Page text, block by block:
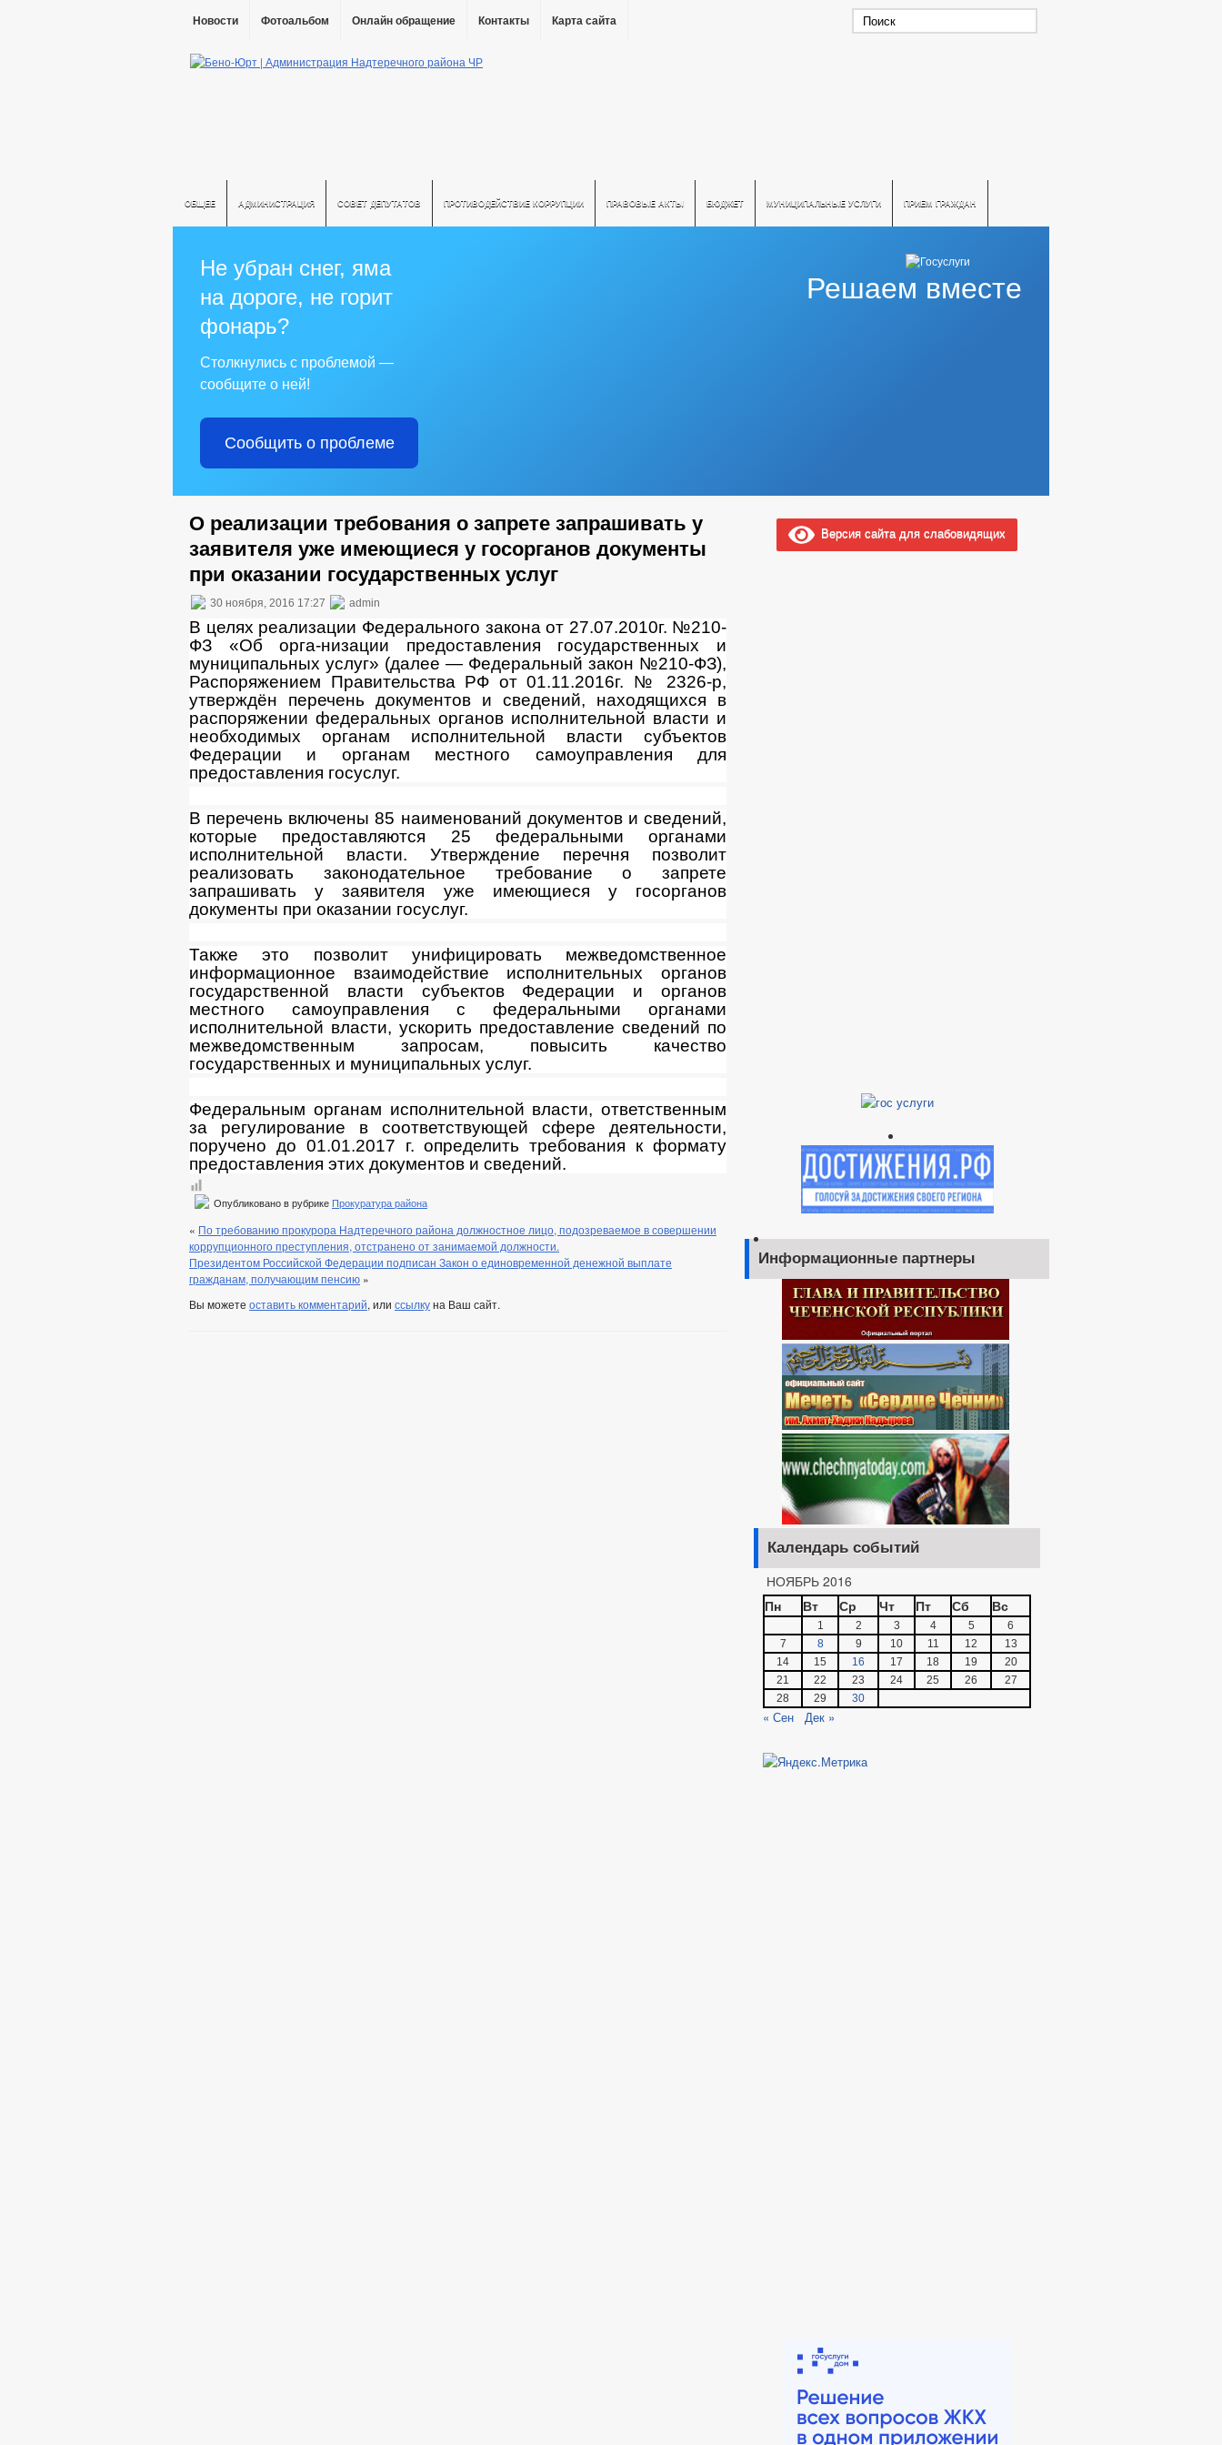
Новости Фотоальбом Онлайн обращение Контакты Карта сайта
ОБЩЕЕ АДМИНИСТРАЦИЯ СОВЕТ ДЕПУТАТОВ ПРОТИВОДЕЙСТВИЕ КОРРУПЦИИ ПРАВОВЫЕ АКТЫ БЮДЖЕТ МУНИЦИПАЛЬНЫЕ УСЛУГИ ПРИЕМ ГРАЖДАН
Решаем вместе
Не убран снег, яма
на дороге, не горит
фонарь?
Столкнулись с проблемой —
сообщите о ней!
Сообщить о проблеме
О реализации требования о запрете запрашивать у
заявителя уже имеющиеся у госорганов документы
при оказании государственных услуг
30 ноября, 2016 17:27 admin
В целях реализации Федерального закона от 27.07.2010г. №210-
ФЗ «Об орга-низации предоставления государственных и
муниципальных услуг» (далее — Федеральный закон №210-ФЗ),
Распоряжением Правительства РФ от 01.11.2016г. № 2326-р,
утверждён перечень документов и сведений, находящихся в
распоряжении федеральных органов исполнительной власти и
необходимых органам исполнительной власти субъектов
Федерации и органам местного самоуправления для
предоставления госуслуг.
В перечень включены 85 наименований документов и сведений,
которые предоставляются 25 федеральными органами
исполнительной власти. Утверждение перечня позволит
реализовать законодательное требование о запрете
запрашивать у заявителя уже имеющиеся у госорганов
документы при оказании госуслуг.
Также это позволит унифицировать межведомственное
информационное взаимодействие исполнительных органов
государственной власти субъектов Федерации и органов
местного самоуправления с федеральными органами
исполнительной власти, ускорить предоставление сведений по
межведомственным запросам, повысить качество
государственных и муниципальных услуг.
Федеральным органам исполнительной власти, ответственным
за регулирование в соответствующей сфере деятельности,
поручено до 01.01.2017 г. определить требования к формату
предоставления этих документов и сведений.
Опубликовано в рубрике Прокуратура района
« По требованию прокурора Надтеречного района должностное лицо, подозреваемое в совершении
коррупционного преступления, отстранено от занимаемой должности.
Президентом Российской Федерации подписан Закон о единовременной денежной выплате
гражданам, получающим пенсию »
Вы можете оставить комментарий, или ссылкуна Ваш сайт.
Версия сайта для слабовидящих
Информационные партнеры
Календарь событий
НОЯБРЬ 2016
Пн
Вт Ср Чт Пт Сб Вс
1 2 3 4 5
6
7
8 9 10 11 12
13
14
15 16 17 18 19
20
21
22 23 24 25 26
27
28
29 30
« Сен Дек »